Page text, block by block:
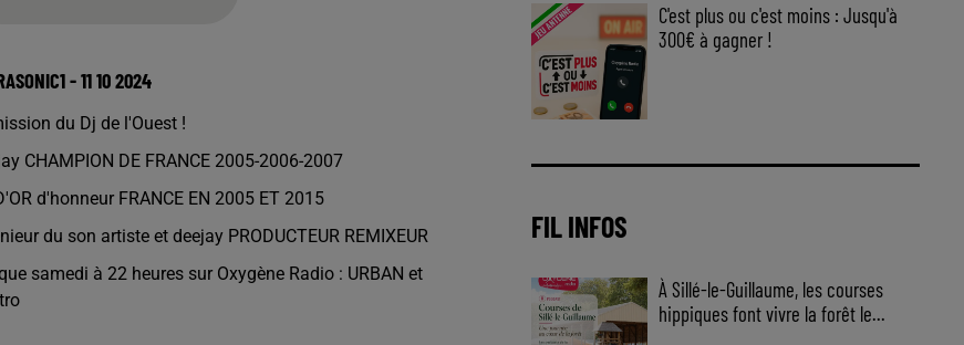
- 11 10 2024
du Dj de l'Ouest !
CHAMPION DE FRANCE 2005-2006-2007
d'honneur FRANCE EN 2005 ET 2015
du son artiste et deejay PRODUCTEUR REMIXEUR
samedi à 22 heures sur Oxygène Radio : URBAN et
C'est plus ou c'est moins : Jusqu'à
300€ à gagner !
FIL INFOS
À Sillé-le-Guillaume, les courses
hippiques font vivre la forêt le...